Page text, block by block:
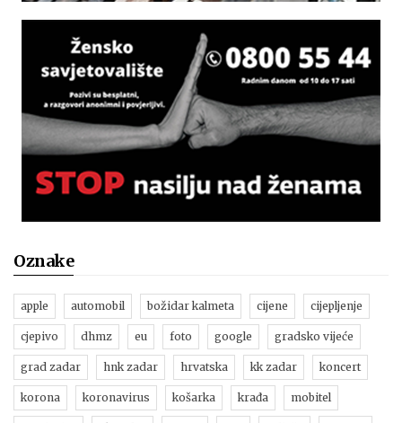
Oznake
apple automobil božidar kalmeta cijene cijepljenje
cjepivo dhmz eu foto google gradsko vijeće
grad zadar hnk zadar hrvatska kk zadar koncert
korona koronavirus košarka krađa mobitel